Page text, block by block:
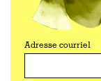
Adresse courriel